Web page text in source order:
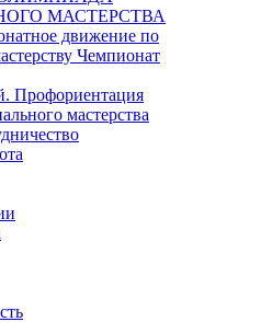
МАСТЕРСТВА
движение по
Чемпионат
Профориентация
мастерства